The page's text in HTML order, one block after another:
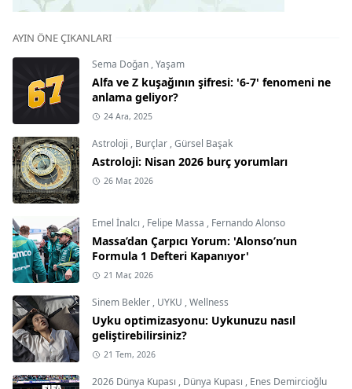
AYIN ÖNE ÇIKANLARI
Sema Doğan ,Yaşam
Alfa ve Z kuşağının şifresi: '6-7' fenomeni ne
anlama geliyor?
24 Ara, 2025
Astroloji , Burçlar ,Gürsel Başak
Astroloji: Nisan 2026 burç yorumları
26 Mar, 2026
Emel İnalcı , Felipe Massa , Fernando Alonso
Massa’dan Çarpıcı Yorum: 'Alonso’nun
Formula 1 Defteri Kapanıyor'
21 Mar, 2026
Sinem Bekler , UYKU ,Wellness
Uyku optimizasyonu: Uykunuzu nasıl
geliştirebilirsiniz?
21 Tem, 2026
2026 Dünya Kupası , Dünya Kupası , Enes Demircioğlu